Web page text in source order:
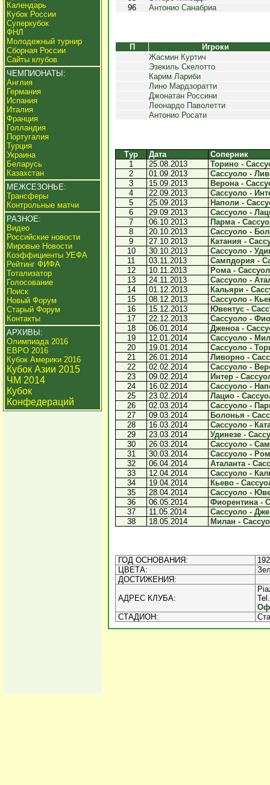
Календарь
Кубок России
Суперкубок
ФНЛ
Молодежный турнир
Сборная России
Сайты клубов
ЧЕМПИОНАТЫ:
Англия
Германия
Испания
Италия
Франция
Голландия
Португалия
Турция
Украина
Беларусь
Казахстан
МЕЖСЕЗОНЬЕ:
Трансферы
Контрольные матчи
РАЗНОЕ:
Видео
Российские новости
Мировые Новости
Коэффициенты УЕФА
Рейтинг ФИФА
Тотализатор
Голосование
Поиск
Новый Форум
Старый Форум
Контакты
АРХИВЫ:
Олимпиада 2016
ЕВРО 2016
Кубок Америки 2016
Кубок Азии 2015
ЧМ 2014
Кубок
Конфедераций
96
Антонио Санабриа
П
Игроки
Жасмин Куртич
Эзекиль Скелотто
Карим Лариби
Лино Мардзоратти
Джонатан Россини
Леонардо Паволетти
Антонио Росати
Тур Дата
Соперник
1
25.08.2013
Торино -
2
01.09.2013
Сассуоло -
3
15.09.2013
Верона -
4
22.09.2013
Сассуоло -
5
25.09.2013
Наполи -
6
29.09.2013
Сассуоло -
7
06.10.2013
Парма -
8
20.10.2013
Сассуоло -
9
27.10.2013
Катания -
10
30.10.2013
Сассуоло -
11
03.11.2013
Сампдория -
12
10.11.2013
Рома -
13
24.11.2013
Сассуоло -
14
01.12.2013
Кальяри -
15
08.12.2013
Сассуоло -
16
15.12.2013
Ювентус -
17
22.12.2013
Сассуоло -
18
06.01.2014
Дженоа -
19
12.01.2014
Сассуоло -
20
19.01.2014
Сассуоло -
21
26.01.2014
Ливорно -
22
02.02.2014
Сассуоло -
23
09.02.2014
Интер -
24
16.02.2014
Сассуоло -
25
23.02.2014
Лацио -
26
02.03.2014
Сассуоло -
27
09.03.2014
Болонья -
28
16.03.2014
Сассуоло -
29
23.03.2014
Удинезе -
30
26.03.2014
Сассуоло -
31
30.03.2014
Сассуоло -
32
06.04.2014
Аталанта -
33
12.04.2014
Сассуоло -
34
19.04.2014
Кьево -
35
28.04.2014
Сассуоло -
36
06.05.2014
Фиорентина -
37
11.05.2014
Сассуоло -
38
18.05.2014 Милан -
ГОД ОСНОВАНИЯ:
ЦВЕТА:
ДОСТИЖЕНИЯ:
АДРЕС КЛУБА:
СТАДИОН: